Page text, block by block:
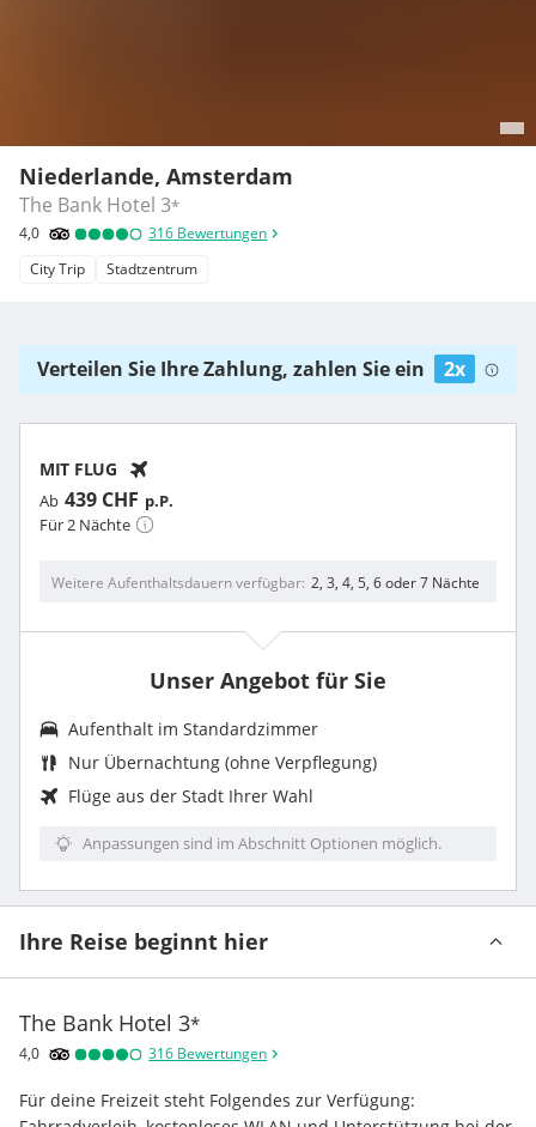
Niederlande, Amsterdam
The Bank Hotel 3*
4,0 316 Bewertungen
City Trip
Stadtzentrum
Verteilen Sie Ihre Zahlung, zahlen Sie ein 2x
MIT FLUG
Ab 439 CHF p.P.
Für 2 Nächte
Weitere Aufenthaltsdauern verfügbar 2, 3, 4, 5, 6 oder 7 Nächte
Unser Angebot für Sie
Aufenthalt im Standardzimmer
Nur Übernachtung (ohne Verpflegung)
Flüge aus der Stadt Ihrer Wahl
Anpassungen sind im Abschnitt Optionen möglich.
Ihre Reise beginnt hier
The Bank Hotel 3*
4,0 316 Bewertungen
Für deine Freizeit steht Folgendes zur Verfügung: